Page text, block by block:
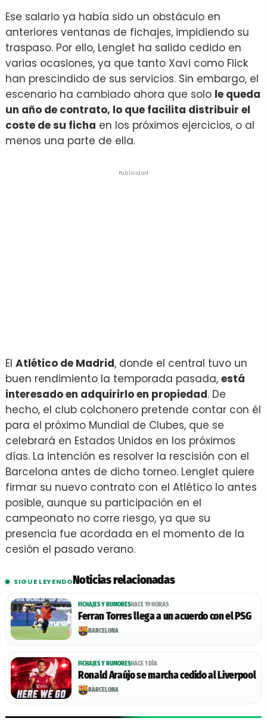
Ese salario ya había sido un obstáculo en
anteriores ventanas de fichajes, impidiendo su
traspaso. Por ello, Lenglet ha salido cedido en
varias ocasiones, ya que tanto Xavi como Flick
han prescindido de sus servicios. Sin embargo, el
escenario ha cambiado ahora que solo le queda
un año de contrato, lo que facilita distribuir el
coste de su ficha en los próximos ejercicios, o al
menos una parte de ella.
Publicidad
El Atlético de Madrid, donde el central tuvo un
buen rendimiento la temporada pasada, está
interesado en adquirirlo en propiedad. De
hecho, el club colchonero pretende contar con él
para el próximo Mundial de Clubes, que se
celebrará en Estados Unidos en los próximos
días. La intención es resolver la rescisión con el
Barcelona antes de dicho torneo. Lenglet quiere
firmar su nuevo contrato con el Atlético lo antes
posible, aunque su participación en el
campeonato no corre riesgo, ya que su
presencia fue acordada en el momento de la
cesión el pasado verano.
SIGUE LEYENDONoticias relacionadas
FICHAJES Y RUMORESHACE 19 HORAS
Ferran Torres llega a un acuerdo con el PSG
BARCELONA
FICHAJES Y RUMORESHACE 1 DÍA
Ronald Araújo se marcha cedido al Liverpool
BARCELONA